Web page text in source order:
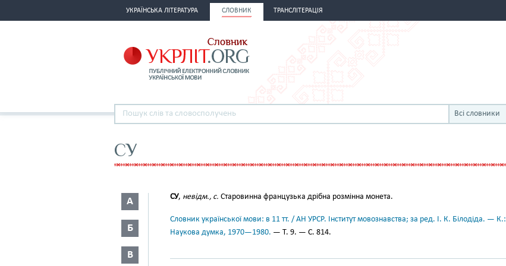
УКРАЇНСЬКА ЛІТЕРАТУРА СЛОВНИК ТРАНСЛІТЕРАЦІЯ
Всі словники
СУ
А
Б
В
СУ, невідм., с. Старовинна французька дрібна розмінна монета.
Словник української мови: в 11 тт. / АН УРСР. Інститут мовознавства; за ред. І. К. Білодіда. — К.:
Наукова думка, 1970—1980. — Т. 9. — С. 814.